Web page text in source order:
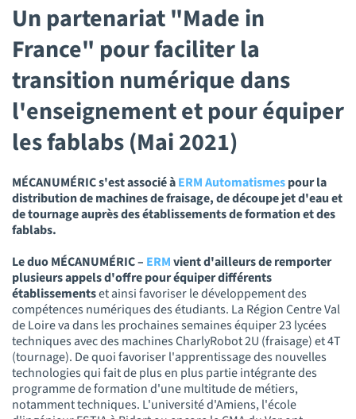
Un partenariat "Made in
France" pour faciliter la
transition numérique dans
l'enseignement et pour équiper
les fablabs (Mai 2021)
MÉCANUMÉRIC s'est associé àERM Automatismespour la
distribution de machines de fraisage, de découpe jet d'eau et
de tournage auprès des établissements de formation et des
fablabs.
Le duo MÉCANUMÉRIC – ERMvient d'ailleurs de remporter
plusieurs appels d'offre pour équiper différents
établissementset ainsi favoriser le développement des
compétences numériques des étudiants. La Région Centre Val
de Loire va dans les prochaines semaines équiper 23 lycées
techniques avec des machines CharlyRobot 2U (fraisage) et 4T
(tournage). De quoi favoriser l'apprentissage des nouvelles
technologies qui fait de plus en plus partie intégrante des
programme de formation d'une multitude de métiers,
notamment techniques. L'université d'Amiens, l'école